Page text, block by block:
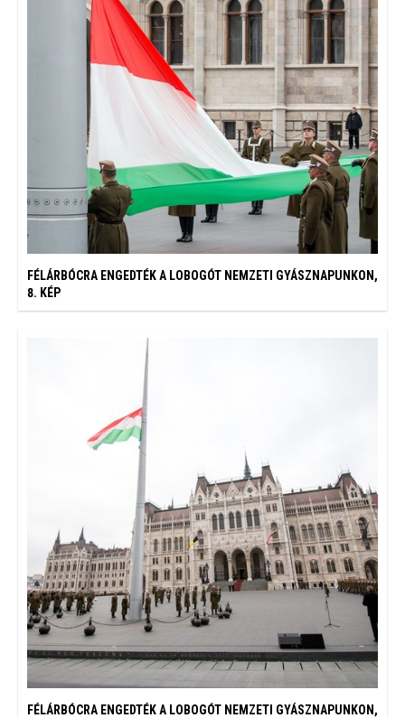
FÉLÁRBÓCRA ENGEDTÉK A LOBOGÓT NEMZETI GYÁSZNAPUNKON,
8. KÉP
FÉLÁRBÓCRA ENGEDTÉK A LOBOGÓT NEMZETI GYÁSZNAPUNKON,